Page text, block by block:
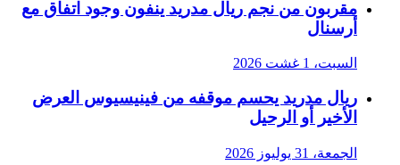
مقربون من نجم ريال مدريد ينفون وجود اتفاق مع
أرسنال
السبت، 1 غشت 2026
ريال مدريد يحسم موقفه من فينيسيوس العرض
الأخير أو الرحيل
الجمعة، 31 يوليوز 2026